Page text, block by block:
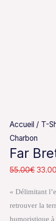
Accueil / T-
Charbon
Far
55.00€ 33.00
« Délimitant
retrouver la
humoristique